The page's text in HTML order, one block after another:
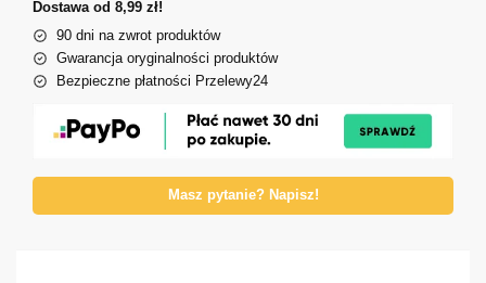
Dostawa od 8,99 zł!
90 dni na zwrot produktów
Gwarancja oryginalności produktów
Bezpieczne płatności Przelewy24
Masz pytanie? Napisz!